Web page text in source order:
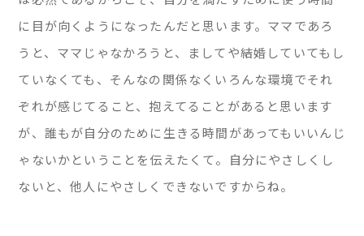
に目が向くようになったんだと思います。ママであろ
うと、ママじゃなかろうと、ましてや結婚していてもし
ていなくても、そんなの関係なくいろんな環境でそれ
ぞれが感じてること、抱えてることがあると思います
が、誰もが自分のために生きる時間があってもいいんじ
ゃないかということを伝えたくて。自分にやさしくし
ないと、他人にやさしくできないですからね。